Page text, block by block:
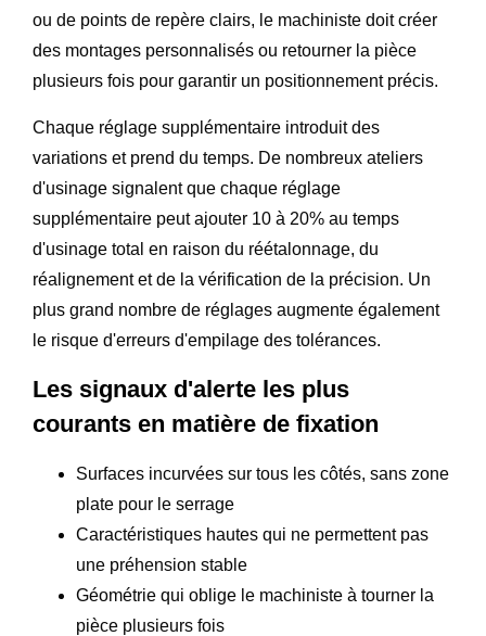
ou de points de repère clairs, le machiniste doit créer
des montages personnalisés ou retourner la pièce
plusieurs fois pour garantir un positionnement précis.
Chaque réglage supplémentaire introduit des
variations et prend du temps. De nombreux ateliers
d'usinage signalent que chaque réglage
supplémentaire peut ajouter 10 à 20% au temps
d'usinage total en raison du réétalonnage, du
réalignement et de la vérification de la précision. Un
plus grand nombre de réglages augmente également
le risque d'erreurs d'empilage des tolérances.
Les signaux d'alerte les plus
courants en matière de fixation
Surfaces incurvées sur tous les côtés, sans zone
plate pour le serrage
Caractéristiques hautes qui ne permettent pas
une préhension stable
Géométrie qui oblige le machiniste à tourner la
pièce plusieurs fois